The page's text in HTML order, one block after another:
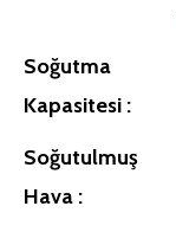
Soğutma
Kapasitesi :
Soğutulmuş
Hava :